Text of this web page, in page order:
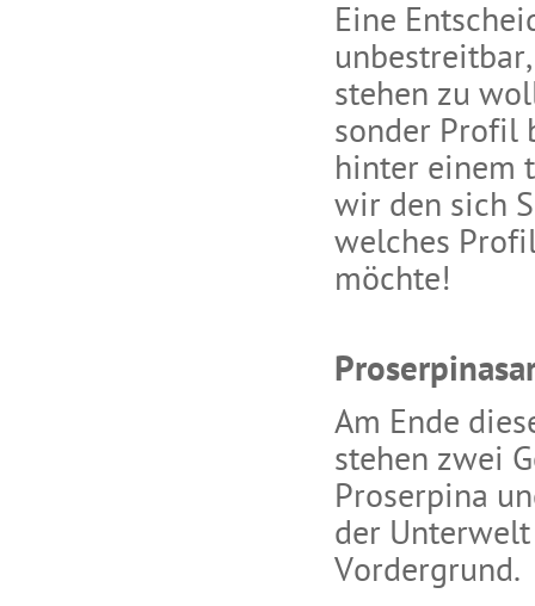
Eine
stehen zu
sonder Profil
hinter einem
wir den sich
welches
möchte!
Am Ende
stehen zwei
Proserpina
der
Vordergrund.